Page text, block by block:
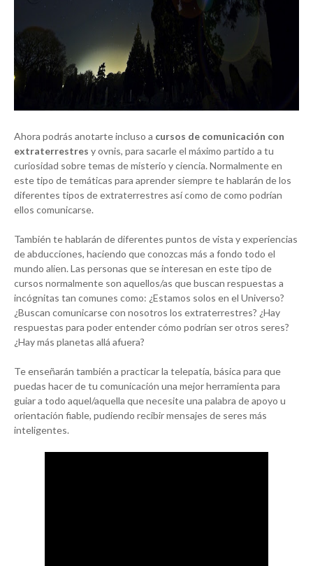
Ahora podrás anotarte incluso a cursos de comunicación con
extraterrestres y ovnis, para sacarle el máximo partido a tu
curiosidad sobre temas de misterio y ciencia. Normalmente en
este tipo de temáticas para aprender siempre te hablarán de los
diferentes tipos de extraterrestres así como de como podrían
ellos comunicarse.
También te hablarán de diferentes puntos de vista y experiencias
de abducciones, haciendo que conozcas más a fondo todo el
mundo alien. Las personas que se interesan en este tipo de
cursos normalmente son aquellos/as que buscan respuestas a
incógnitas tan comunes como: ¿Estamos solos en el Universo?
¿Buscan comunicarse con nosotros los extraterrestres? ¿Hay
respuestas para poder entender cómo podrían ser otros seres?
¿Hay más planetas allá afuera?
Te enseñarán también a practicar la telepatía, básica para que
puedas hacer de tu comunicación una mejor herramienta para
guiar a todo aquel/aquella que necesite una palabra de apoyo u
orientación fiable, pudiendo recibir mensajes de seres más
inteligentes.